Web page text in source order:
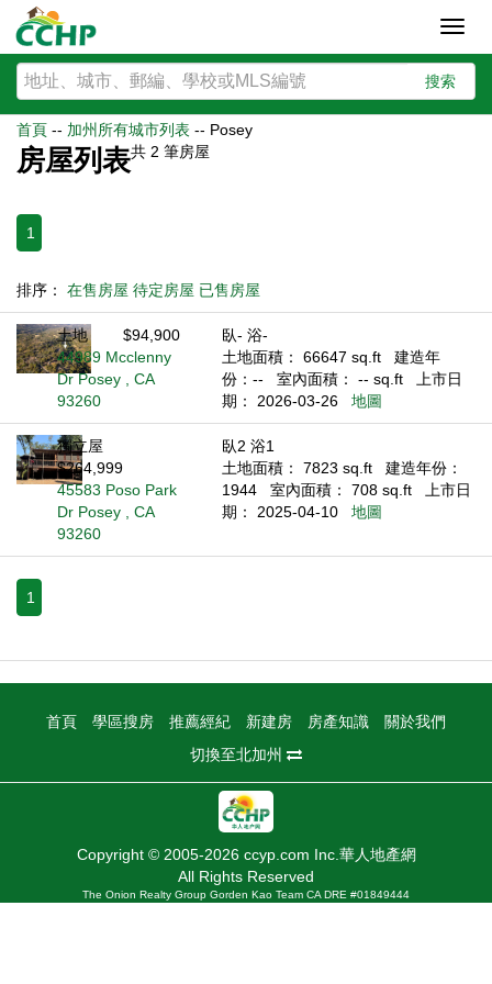
搜索
首頁 -- 加州所有城市列表 -- Posey
房屋列表共 2 筆房屋
1
排序： 在售房屋 待定房屋 已售房屋
土地
$94,900
44989 Mcclenny
Dr Posey , CA
93260
臥- 浴-
土地面積： 66647 sq.ft
建造年
份：--
室內面積： -- sq.ft
上市日
期： 2026-03-26
地圖
獨立屋
$264,999
45583 Poso Park
Dr Posey , CA
93260
臥2 浴1
土地面積： 7823 sq.ft
建造年份：
1944
室內面積： 708 sq.ft
上市日
期： 2025-04-10
地圖
1
首頁 學區搜房 推薦經紀 新建房 房產知識
關於我們
切換至北加州
Copyright © 2005-2026 ccyp.com Inc.華人地產網
All Rights Reserved
The Onion Realty Group Gorden Kao Team CA DRE #01849444